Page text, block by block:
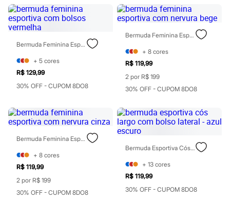
Sapatos
Scarpin
Tamancos
Tênis
Masculino
Sandálias
Sapatênis
Tênis
Babuche
Botas
Chinelos
Pantufas
Sandálias
Sapatilhas
Tênis
Menino
Babuche
Botas
Bermuda Feminina Esportiva Com Bolsos Vermelha
+ 5 cores
R$ 129,99
30% OFF - CUPOM 8DO8
Bermuda Feminina Esportiva Com Nervura Bege
+ 8 cores
R$ 119,99
2 por R$ 199
30% OFF - CUPOM 8DO8
Bermuda Feminina Esportiva Com Nervura Cinza
+ 8 cores
R$ 119,99
2 por R$ 199
30% OFF - CUPOM 8DO8
Bermuda Esportiva Cós Largo Com Bolso Lateral - Azul Escuro
+ 13 cores
R$ 119,99
30% OFF - CUPOM 8DO8